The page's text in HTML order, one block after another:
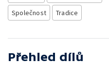
Společnost
Tradice
Přehled dílů